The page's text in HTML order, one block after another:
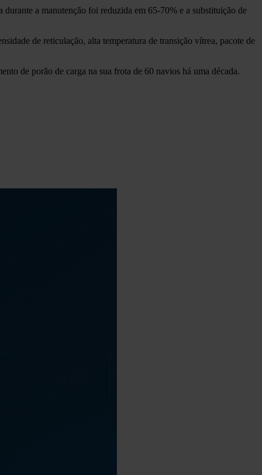
a manutenção foi reduzida em 65-70% e a substituição de
de reticulação, alta temperatura de transição vítrea, pacote de
de porão de carga na sua frota de 60 navios há uma década.